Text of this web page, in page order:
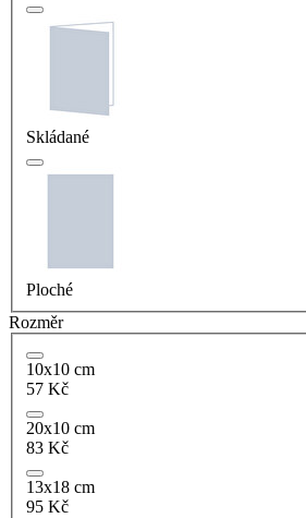
Skládané
Ploché
Rozměr
10x10 cm
57 Kč
20x10 cm
83 Kč
13x18 cm
95 Kč